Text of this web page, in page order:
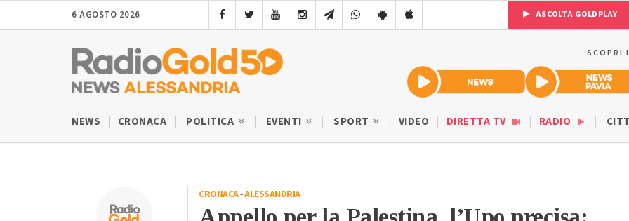
6 AGOSTO 2026 ASCOLTA GOLDPLAY
SCOPRI
NEWS CRONACA POLITICA EVENTI SPORT VIDEO DIRETTA TV RADIO
CRONACA-ALESSANDRIA